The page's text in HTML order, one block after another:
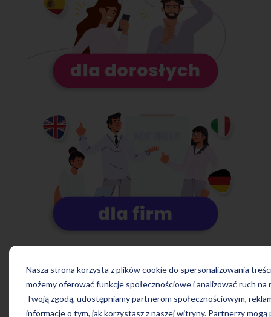
Nasza strona korzysta z plików cookie do spersonalizowania
możemy oferować funkcje społecznościowe i analizować ruch na
Twoją zgodą, udostępniamy partnerom społecznościowym,
informacje o tym, jak korzystasz z naszej witryny. Partnerzy mogą